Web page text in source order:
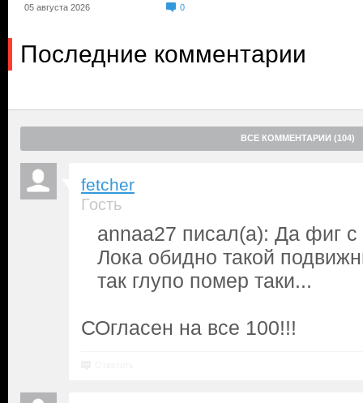
05 августа 2026 0
Последние комментарии
ВСЕ КОММЕНТАРИИ (104)
fetcher
Гость
annaa27 писал(а): Да фиг
Лока обидно такой
так глупо помер таки...
СОгласен на все 100!!!